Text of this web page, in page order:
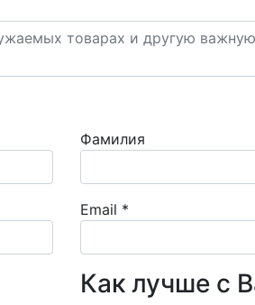
Фамилия
Email *
Как лучше с